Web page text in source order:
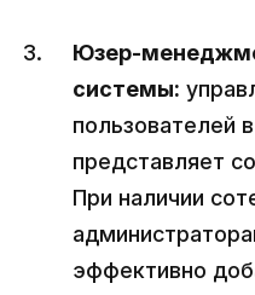
Юзер-
системы:
пользователей
представляет
При наличии
эффективно